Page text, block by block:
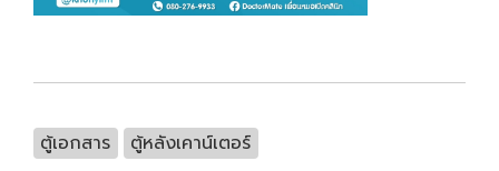
ตู้เอกสาร ตู้หลังเคาน์เตอร์